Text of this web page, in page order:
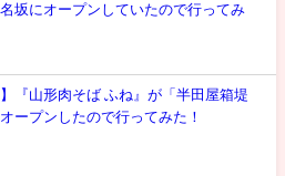
坂にオープンしていたので行ってみ
】『山形肉そば ふね』が「半田屋箱堤
ープンしたので行ってみた！